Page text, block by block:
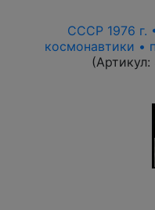
СССР 1976 г.
космонавтики •
(Артикул: